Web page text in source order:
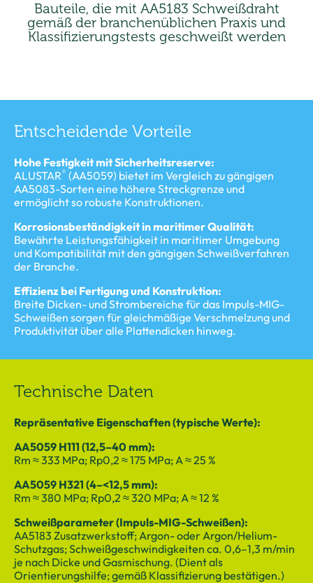
Bauteile, die mit AA5183 Schweißdraht
gemäß der branchenüblichen Praxis und
Klassifizierungstests geschweißt werden
Entscheidende Vorteile
Hohe Festigkeit mit Sicherheitsreserve:
ALUSTAR® (AA5059) bietet im Vergleich zu gängigen
AA5083-Sorten eine höhere Streckgrenze und
ermöglicht so robuste Konstruktionen.
Korrosionsbeständigkeit in maritimer Qualität:
Bewährte Leistungsfähigkeit in maritimer Umgebung
und Kompatibilität mit den gängigen Schweißverfahren
der Branche.
Effizienz bei Fertigung und Konstruktion:
Breite Dicken- und Strombereiche für das Impuls-MIG-
Schweißen sorgen für gleichmäßige Verschmelzung und
Produktivität über alle Plattendicken hinweg.
Technische Daten
Repräsentative Eigenschaften (typische Werte):
AA5059 H111 (12,5–40 mm):
Rm ≈ 333 MPa; Rp0,2 ≈ 175 MPa; A ≈ 25 %
AA5059 H321 (4–<12,5 mm):
Rm ≈ 380 MPa; Rp0,2 ≈ 320 MPa; A ≈ 12 %
Schweißparameter (Impuls-MIG-Schweißen):
AA5183 Zusatzwerkstoff; Argon- oder Argon/Helium-
Schutzgas; Schweißgeschwindigkeiten ca. 0,6–1,3 m/min
je nach Dicke und Gasmischung. (Dient als
Orientierungshilfe; gemäß Klassifizierung bestätigen.)